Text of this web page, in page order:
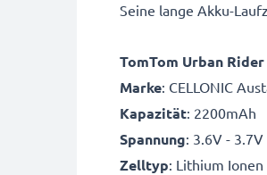
Seine lange Akku-
TomTom Urban
Marke: CELLONIC
Kapazität: 2200mAh
Spannung: 3.6V - 3.7V
Zelltyp: Lithium Ionen